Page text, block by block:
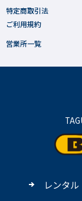
特定商取引法
ご利用規約
営業所一覧
レンタル